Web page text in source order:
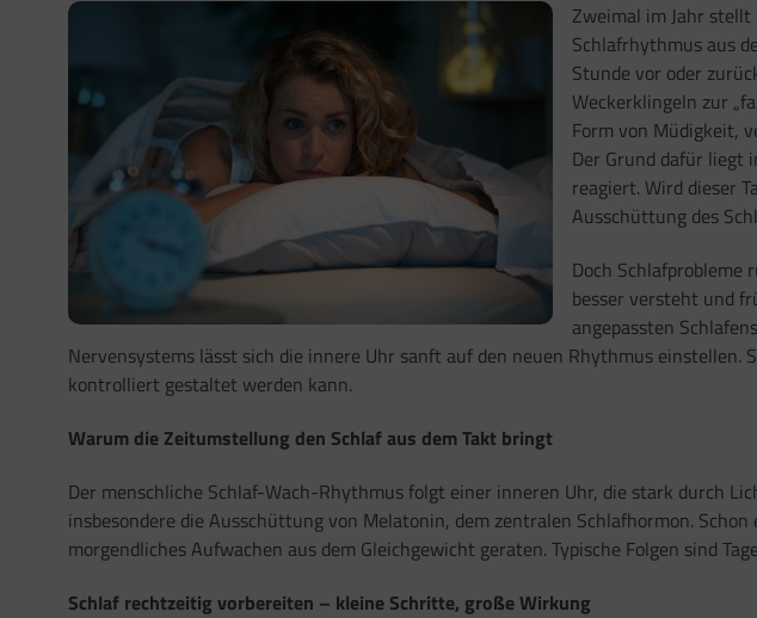
Zweimal im Jahr
Schlafrhythmus aus
Stunde vor oder
Weckerklingeln zur
Form von Müdigkeit,
Der Grund dafür liegt
reagiert. Wird dieser
Ausschüttung des
Doch Schlafprobleme
besser versteht und
angepassten
Nervensystems lässt sich die innere Uhr sanft auf den neuen Rhythmus
kontrolliert gestaltet werden kann.
Warum die Zeitumstellung den Schlaf aus dem Takt bringt
Der menschliche Schlaf-Wach-Rhythmus folgt einer inneren Uhr, die stark durch
insbesondere die Ausschüttung von Melatonin, dem zentralen Schlafhormon.
morgendliches Aufwachen aus dem Gleichgewicht geraten. Typische Folgen sind
Schlaf rechtzeitig vorbereiten – kleine Schritte, große Wirkung